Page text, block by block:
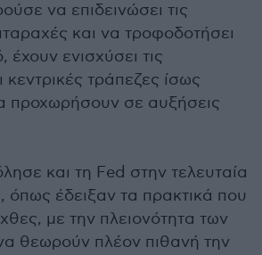
να επιδεινώσει τις
και να τροφοδοτήσει
ενισχύσει τις
κεντρικές τράπεζες ίσως
προχωρήσουν σε αυξήσεις
και τη Fed στην τελευταία
όπως έδειξαν τα πρακτικά που
με την πλειονότητα των
θεωρούν πλέον πιθανή την